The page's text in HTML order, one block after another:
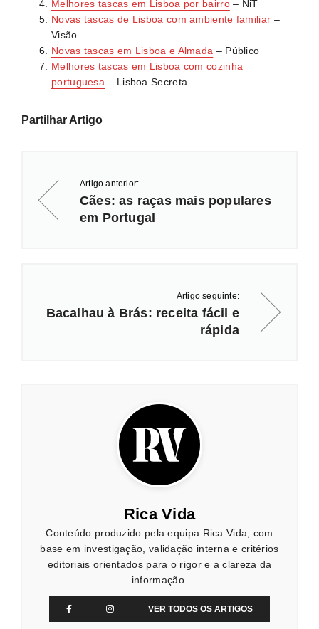
Melhores tascas em Lisboa por bairro– NiT
Novas tascas de Lisboa com ambiente familiar –
Visão
Novas tascas em Lisboa e Almada – Público
Melhores tascas em Lisboa com cozinha
portuguesa – Lisboa Secreta
Partilhar Artigo
Artigo anterior:
Cães: as raças mais populares
em Portugal
Artigo seguinte:
Bacalhau à Brás: receita fácil e
rápida
Rica Vida
Conteúdo produzido pela equipa Rica Vida, com
base em investigação, validação interna e critérios
editoriais orientados para o rigor e a clareza da
informação.
VER TODOS OS ARTIGOS